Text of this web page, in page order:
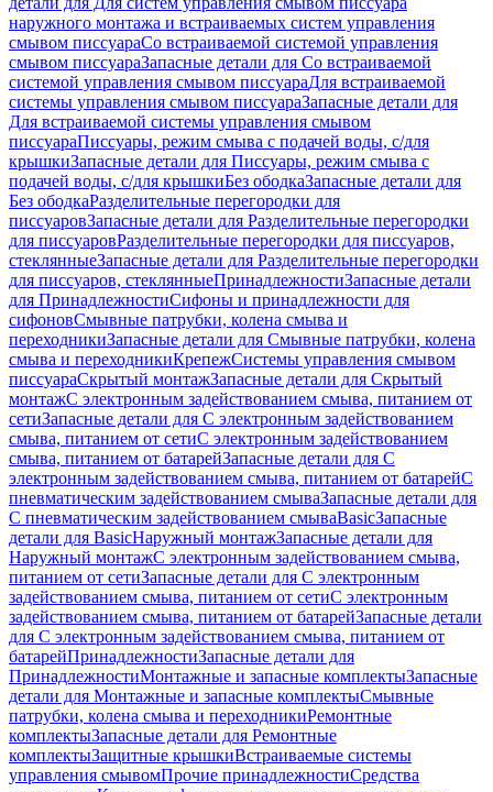
наружного монтажа и встраиваемых систем управления
смывом писсуараСо встраиваемой системой управления
смывом писсуараЗапасные детали для Со встраиваемой
системой управления смывом писсуараДля встраиваемой
системы управления смывом писсуараЗапасные детали для
Для встраиваемой системы управления смывом
писсуараПиссуары, режим смыва с подачей воды, с/для
крышкиЗапасные детали для Писсуары, режим смыва с
подачей воды, с/для крышкиБез ободкаЗапасные детали для
Без ободкаРазделительные перегородки для
писсуаровЗапасные детали для Разделительные перегородки
для писсуаровРазделительные перегородки для писсуаров,
стеклянныеЗапасные детали для Разделительные перегородки
для писсуаров, стеклянныеПринадлежностиЗапасные детали
для ПринадлежностиСифоны и принадлежности для
сифоновСмывные патрубки, колена смыва и
переходникиЗапасные детали для Смывные патрубки, колена
смыва и переходникиКрепежСистемы управления смывом
писсуараСкрытый монтажЗапасные детали для Скрытый
монтажС электронным задействованием смыва, питанием от
сетиЗапасные детали для С электронным задействованием
смыва, питанием от сетиС электронным задействованием
смыва, питанием от батарейЗапасные детали для С
электронным задействованием смыва, питанием от батарейС
пневматическим задействованием смываЗапасные детали для
С пневматическим задействованием смываBasicЗапасные
детали для BasicНаружный монтажЗапасные детали для
Наружный монтажС электронным задействованием смыва,
питанием от сетиЗапасные детали для С электронным
задействованием смыва, питанием от сетиС электронным
задействованием смыва, питанием от батарейЗапасные детали
для С электронным задействованием смыва, питанием от
батарейПринадлежностиЗапасные детали для
ПринадлежностиМонтажные и запасные комплектыЗапасные
детали для Монтажные и запасные комплектыСмывные
патрубки, колена смыва и переходникиРемонтные
комплектыЗапасные детали для Ремонтные
комплектыЗащитные крышкиВстраиваемые системы
управления смывомПрочие принадлежностиСредства